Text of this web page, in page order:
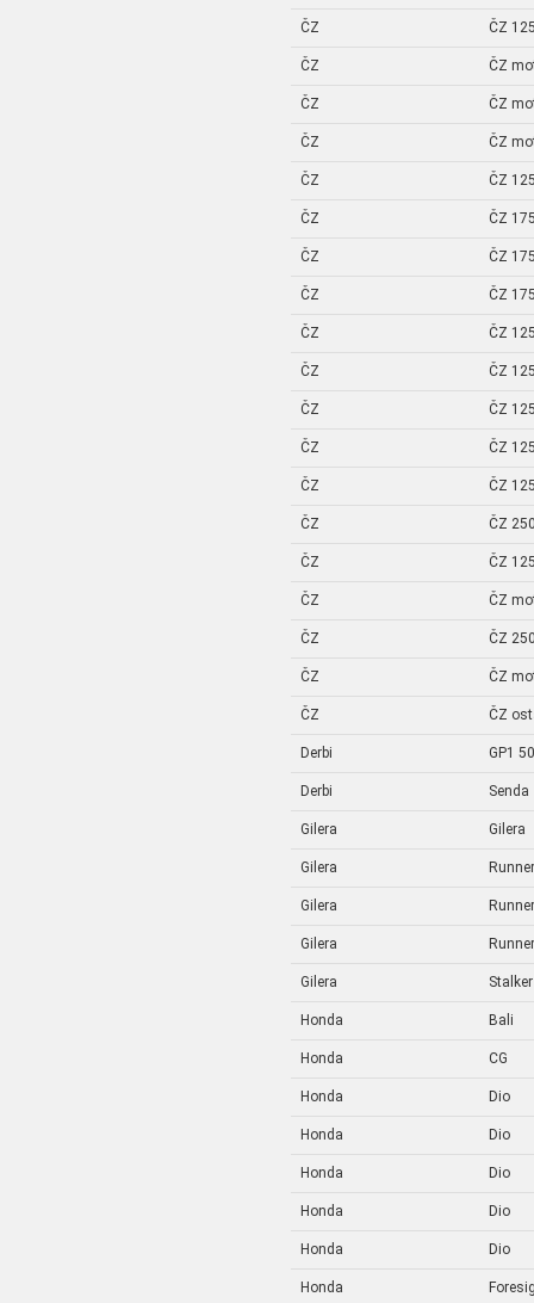
ČZ ČZ
ČZ ČZ
ČZ ČZ
ČZ ČZ
ČZ ČZ
ČZ ČZ
ČZ ČZ
ČZ ČZ
ČZ ČZ
ČZ ČZ
ČZ ČZ
ČZ ČZ
ČZ ČZ
ČZ ČZ
ČZ ČZ
ČZ ČZ
ČZ ČZ
ČZ ČZ
ČZ ČZ
Derbi GP1 50
Derbi Senda
Gilera Gilera
Gilera Runner
Gilera Runner
Gilera Runner
Gilera
Honda Bali
Honda CG
Honda Dio
Honda Dio
Honda Dio
Honda Dio
Honda Dio
Honda